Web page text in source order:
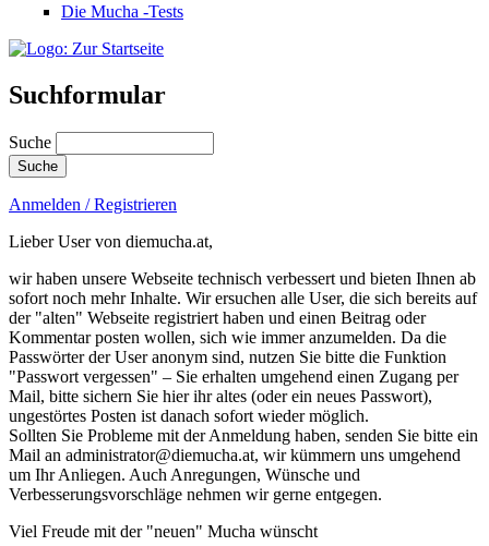
Die Mucha -Tests
Suchformular
Suche
Anmelden / Registrieren
Lieber User von diemucha.at,
wir haben unsere Webseite technisch verbessert und bieten Ihnen ab
sofort noch mehr Inhalte. Wir ersuchen alle User, die sich bereits auf
der "alten" Webseite registriert haben und einen Beitrag oder
Kommentar posten wollen, sich wie immer anzumelden. Da die
Passwörter der User anonym sind, nutzen Sie bitte die Funktion
"Passwort vergessen" – Sie erhalten umgehend einen Zugang per
Mail, bitte sichern Sie hier ihr altes (oder ein neues Passwort),
ungestörtes Posten ist danach sofort wieder möglich.
Sollten Sie Probleme mit der Anmeldung haben, senden Sie bitte ein
Mail an administrator@diemucha.at, wir kümmern uns umgehend
um Ihr Anliegen. Auch Anregungen, Wünsche und
Verbesserungsvorschläge nehmen wir gerne entgegen.
Viel Freude mit der "neuen" Mucha wünscht